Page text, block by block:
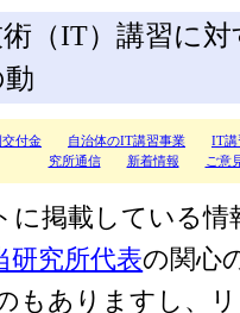
（IT）講習に対
付金 自治体のIT講習事業
IT講
究所通信
新着情報 ご意
載している情
研究所代表の関心
もありますし、